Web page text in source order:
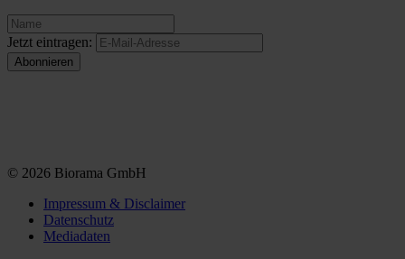
Jetzt eintragen:
© 2026 Biorama GmbH
Impressum & Disclaimer
Datenschutz
Mediadaten